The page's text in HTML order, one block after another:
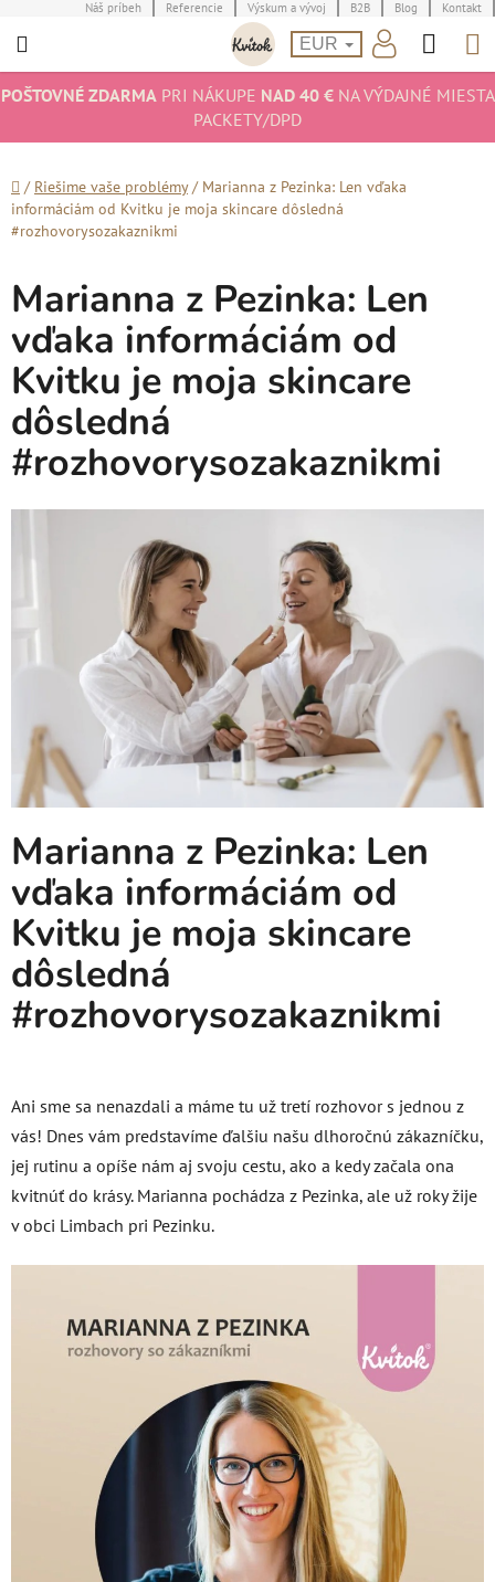
na
Náš príbeh Referencie Výskum a vývoj B2B Blog Kontakt
EUR
POŠTOVNÉ ZDARMAPRI NÁKUPE NAD 40 €NA VÝDAJNÉ MIESTA
PACKETY/DPD
Domov
/ Riešime vaše problémy / Marianna z Pezinka: Len vďaka
informáciám od Kvitku je moja skincare dôsledná
#rozhovorysozakaznikmi
Marianna z Pezinka: Len
vďaka informáciám od
Kvitku je moja skincare
dôsledná
#rozhovorysozakaznikmi
Marianna z Pezinka: Len
vďaka informáciám od
Kvitku je moja skincare
dôsledná
#rozhovorysozakaznikmi
Ani sme sa nenazdali a máme tu už tretí rozhovor s jednou z
vás! Dnes vám predstavíme ďalšiu našu dlhoročnú zákazníčku,
jej rutinu a opíše nám aj svoju cestu, ako a kedy začala ona
kvitnúť do krásy. Marianna pochádza z Pezinka, ale už roky žije
v obci Limbach pri Pezinku.